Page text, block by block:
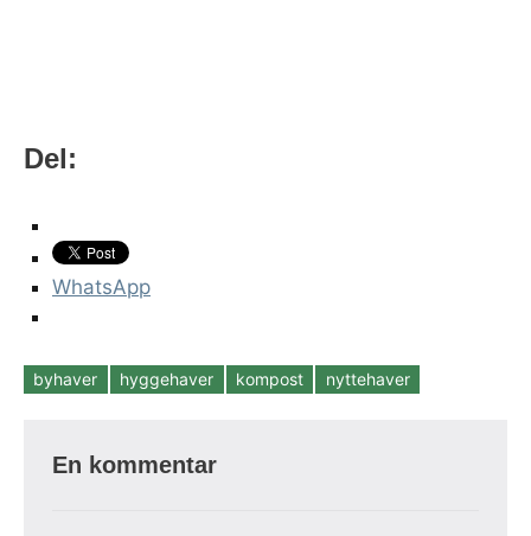
Del:
WhatsApp
Tags
byhaver hyggehaver kompost nyttehaver
En kommentar